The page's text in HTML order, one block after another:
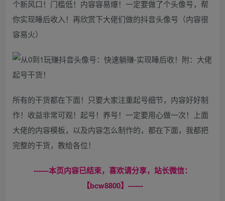
个新风口！门槛低！内容容易爆！一定要做了个头像号，帮
你实现睡后收入！再欣赏下大佬们做的抖音头像号（内容很
容易火）
所有的干货都在下面！只要大家注重起号细节，内容好好制
作！收益非常可观！起号！养号！一定要用心做一次！上面
大佬的内容模板，以及内容怎么制作的，都在下面，我都把
完整的干货，教给各位！
------本页内容已结束，喜欢请分享，站长微信：
【bcw8800】------